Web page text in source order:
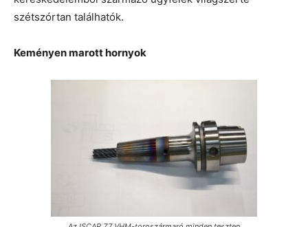
szétszórtan találhatók.
Keményen marott hornyok